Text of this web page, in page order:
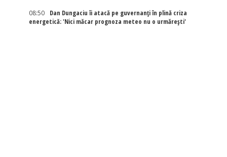
08:50
Dan Dungaciu îi atacă pe guvernanți în plină criza
energetică: 'Nici măcar prognoza meteo nu o urmărești'